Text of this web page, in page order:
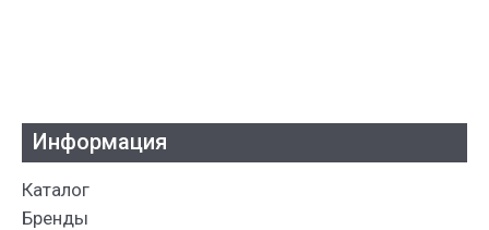
Информация
Каталог
Бренды